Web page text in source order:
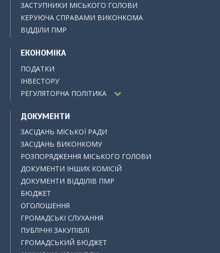
ЗАСТУПНИКИ МІСЬКОГО ГОЛОВИ
КЕРУЮЧА СПРАВАМИ ВИКОНКОМА
ВІДДІЛИ ПМР
ЕКОНОМІКА
ПОДАТКИ
ІНВЕСТОРУ
РЕГУЛЯТОРНА ПОЛІТИКА
ДОКУМЕНТИ
ЗАСІДАНЬ МІСЬКОЇ РАДИ
ЗАСІДАНЬ ВИКОНКОМУ
РОЗПОРЯДЖЕННЯ МІСЬКОГО ГОЛОВИ
ДОКУМЕНТИ ІНШИХ КОМІСІЙ
ДОКУМЕНТИ ВІДДІЛІВ ПМР
БЮДЖЕТ
ОГОЛОШЕННЯ
ГРОМАДСЬКІ СЛУХАННЯ
ПУБЛІЧНІ ЗАКУПІВЛІ
ГРОМАДСЬКИЙ БЮДЖЕТ